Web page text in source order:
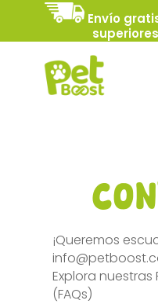
Envío
¡Queremos
Explora
(FAQs)